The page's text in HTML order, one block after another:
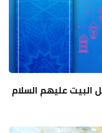
عليهم السلام